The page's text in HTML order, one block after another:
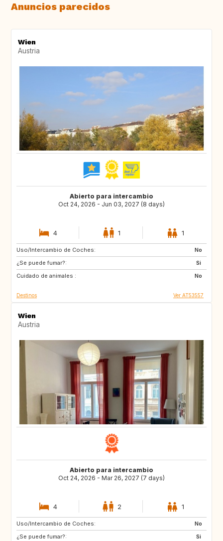
Anuncios parecidos
Wien
Austria
Abierto para intercambio
Oct 24, 2026 - Jun 03, 2027 (8 days)
4 1 1
Uso/Intercambio de Coches:
No
¿Se puede fumar?:
Si
Cuidado de animales :
No
NL
NO
AT
Destinos Ver AT53557
Wien
Austria
Abierto para intercambio
Oct 24, 2026 - Mar 26, 2027 (7 days)
4 2 1
Uso/Intercambio de Coches:
No
¿Se puede fumar?:
Si
IE
FR